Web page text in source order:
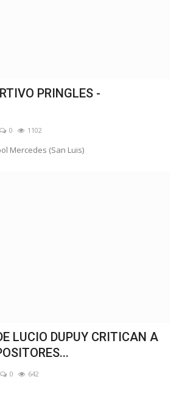
PRINGLES -
0 1102
Mercedes (San Luis)
LUCIO DUPUY CRITICAN A
0 642